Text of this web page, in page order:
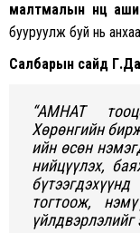
малтмалын нөөц
бууруулж буй нь
Салбарын сайд
“АМНАТ
Хөрөнгийн
ийн өсөн
нийцүүлэх,
тогтоож,